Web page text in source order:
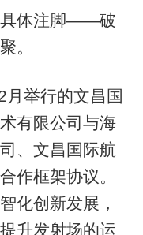
体注脚——破
。
举行的文昌国
有限公司与海
、文昌国际航
作框架协议。
化创新发展，
升发射场的运